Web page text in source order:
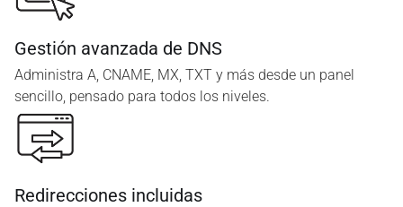
Gestión avanzada de DNS
Administra A, CNAME, MX, TXT y más desde un panel
sencillo, pensado para todos los niveles.
Redirecciones incluidas